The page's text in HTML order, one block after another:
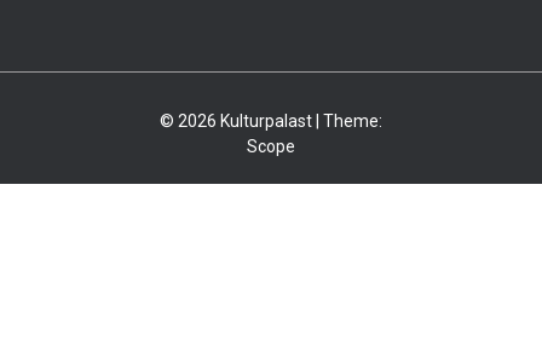
© 2026 Kulturpalast | Theme:
Scope